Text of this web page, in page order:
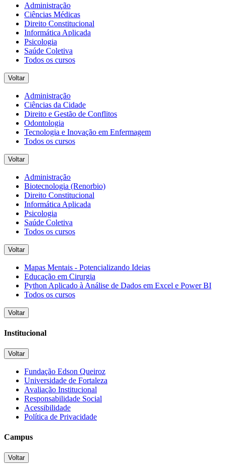
Administração
Ciências Médicas
Direito Constitucional
Informática Aplicada
Psicologia
Saúde Coletiva
Todos os cursos
Voltar
Administração
Ciências da Cidade
Direito e Gestão de Conflitos
Odontologia
Tecnologia e Inovação em Enfermagem
Todos os cursos
Voltar
Administração
Biotecnologia (Renorbio)
Direito Constitucional
Informática Aplicada
Psicologia
Saúde Coletiva
Todos os cursos
Voltar
Mapas Mentais - Potencializando Ideias
Educação em Cirurgia
Python Aplicado à Análise de Dados em Excel e Power BI
Todos os cursos
Voltar
Institucional
Voltar
Fundação Edson Queiroz
Universidade de Fortaleza
Avaliação Institucional
Responsabilidade Social
Acessibilidade
Política de Privacidade
Campus
Voltar